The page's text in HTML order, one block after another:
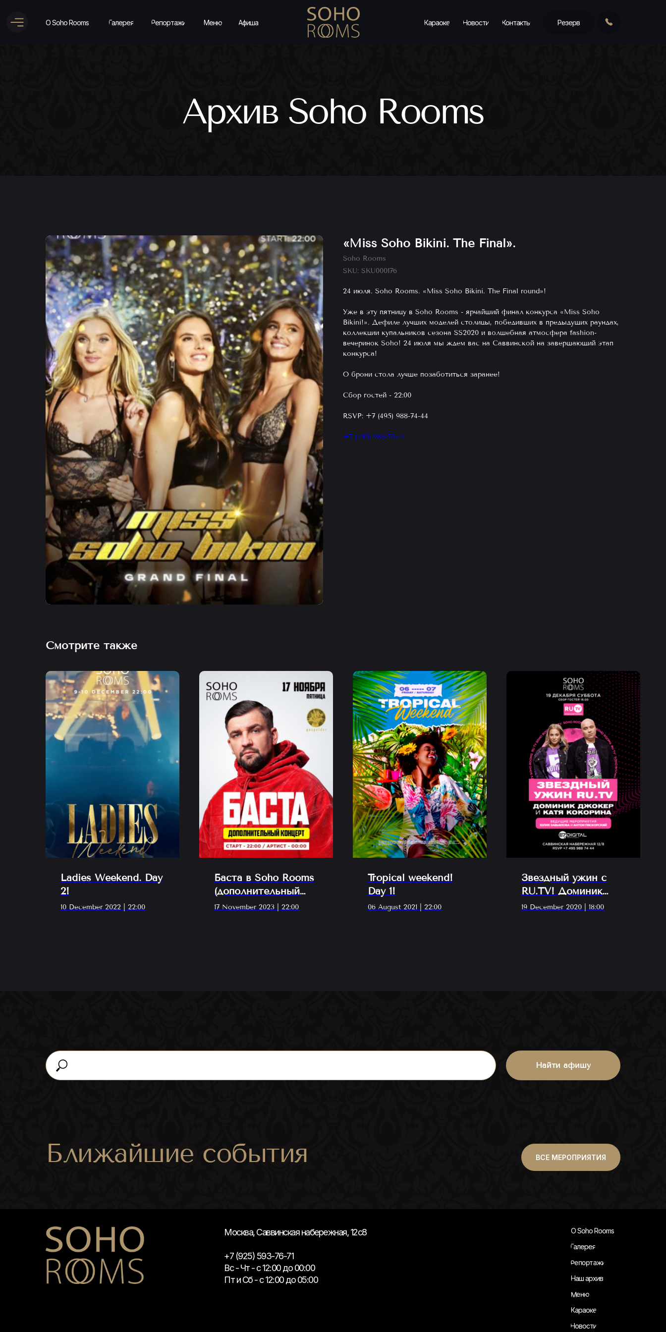
Резерв
Контакты
Новости
Караоке
Афиша
Меню
Репортажи
Галерея
О Soho Rooms
Архив Soho Rooms
«Miss Soho Bikini. The Final».
Soho Rooms
SKU: SKU000176
24 июля. Soho Rooms. «Miss Soho Bikini. The Final round»!
Уже в эту пятницу в Soho Rooms - ярчайший финал конкурса «Miss Soho
Bikini!». Дефиле лучших моделей столицы, победивших в предыдущих раундах,
коллекции купальников сезона SS2020 и волшебная атмосфера fashion-
вечеринок Soho! 24 июля мы ждем вас на Саввинской на завершающий этап
конкурса!
О брони стола лучше позаботиться заранее!
Сбор гостей - 22:00
RSVP: +7 (495) 988-74-44
+7 (495) 988-74-44
Смотрите также
Ladies Weekend. Day
2!
10 December 2022 | 22:00
Баста в Soho Rooms
(дополнительный
концерт)
17 November 2023 | 22:00
Tropical weekend!
Day 1!
06 August 2021 | 22:00
Звездный ужин с
RU.TV! Доминик
Джокер и Катя
19 December 2020 | 18:00
Найти афишу
Ближайшие события ВСЕ МЕРОПРИЯТИЯ
Москва, Саввинская набережная, 12с8
+7 (925) 593-76-71
Вс - Чт - с 12:00 до 00:00
Пт и Сб - с 12:00 до 05:00
О Soho Rooms
Галерея
Репортажи
Наш архив
Меню
Караоке
Новости